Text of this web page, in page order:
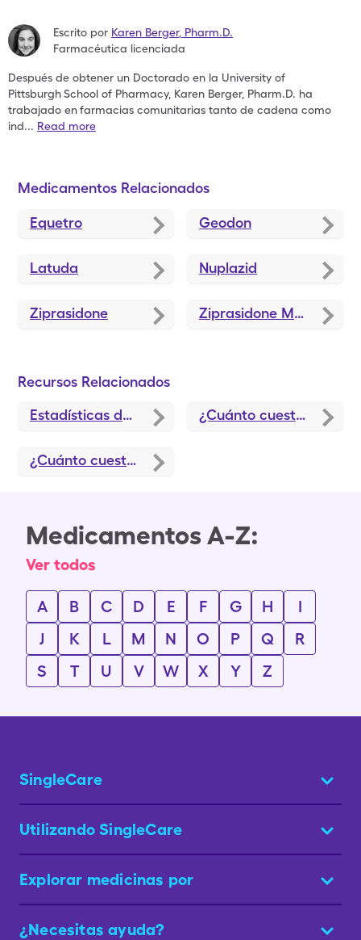
Escrito por Karen Berger, Pharm.D.
Farmacéutica licenciada
Después de obtener un Doctorado en la University of
PittsburghSchool of Pharmacy, Karen Berger, Pharm.D. ha
trabajado enfarmacias comunitarias tanto de cadena como
ind... Read more
Medicamentos Relacionados
Equetro Geodon
Latuda Nuplazid
Ziprasidone Ziprasidone Mesylate
Recursos Relacionados
Estadísticas de la ansiedad en 2024
¿Cuánto cuesta la sertralina sin seguro médico?
¿Cuánto cuesta Latuda sin seguro médico?
Medicamentos A-Z:
Ver todos
A B C D E F G H
I
J
K L M N O P Q
R
S
T U V W X Y Z
SingleCare
Utilizando SingleCare
Explorar medicinas por
¿Necesitas ayuda?